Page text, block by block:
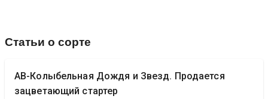
Статьи о сорте
АВ-Колыбельная Дождя и Звезд. Продается
зацветающий стартер